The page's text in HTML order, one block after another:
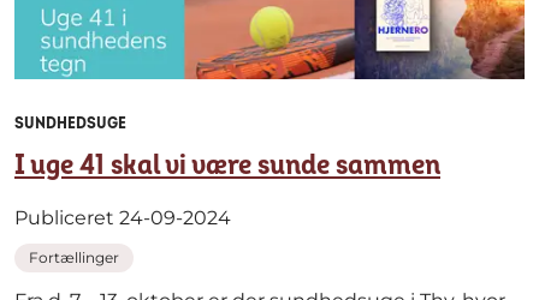
SUNDHEDSUGE
I uge 41 skal vi være sunde sammen
Publiceret 24-09-2024
Fortællinger